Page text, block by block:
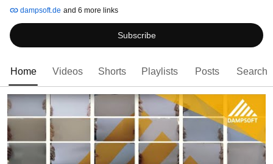
dampsoft.de and 6 more links
Subscribe
Home Videos Shorts Playlists Posts Search